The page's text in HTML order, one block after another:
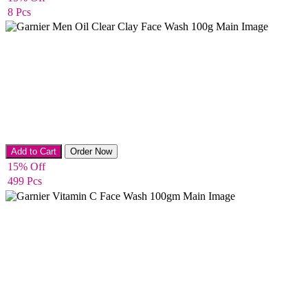
8 Pcs
Facewash & Cleanser
Add to Cart Order Now
15% Off
499 Pcs